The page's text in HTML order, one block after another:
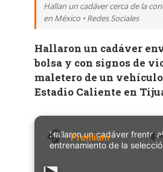
Hallan un cadáver cerca de la
en México • Redes Sociales
Hallaron un cadáver
bolsa y con signos de
maletero de un
Estadio Caliente en
Hallaron un cadáver frente al
entrenamiento de la
🔈